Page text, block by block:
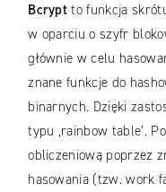
Bcrypt to funkcja
w oparciu o szyfr
głównie w celu
znane funkcje do
binarnych. Dzięki
typu ‚rainbow table’.
obliczeniową poprzez
hasowania (tzw. work